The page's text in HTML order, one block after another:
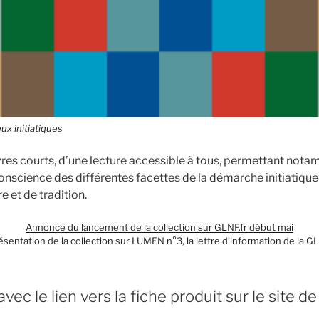
initiatiques
courts, d’une lecture accessible à tous, permettant
des différentes facettes de la démarche initiatique
et de tradition.
Annonce du lancement de la collection sur GLNF.fr début mai
de la collection sur LUMEN n°3, la lettre d’information de la
le lien vers la fiche produit sur le site